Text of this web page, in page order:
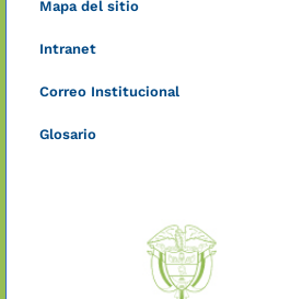
Mapa del sitio
Intranet
Correo Institucional
Glosario